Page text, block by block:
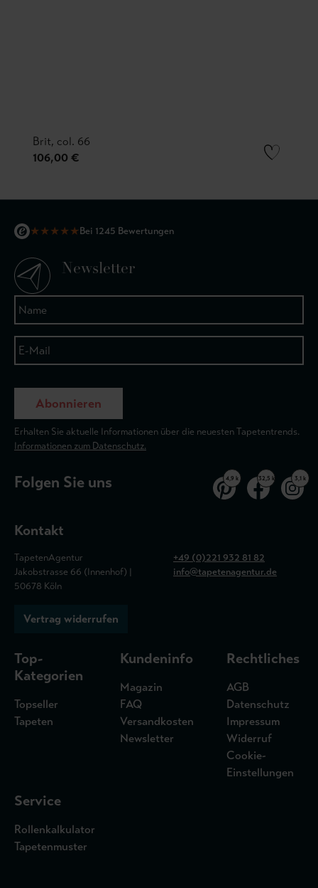
Brit, col. 66
106,00 €
★★★★★Bei 1245 Bewertungen
Newsletter
Abonnieren
Erhalten Sie aktuelle Informationen über die neuesten Tapetentrends.
Informationen zum Datenschutz.
Folgen Sie uns 4,9 k 32,5 k 3,1 k
Kontakt
TapetenAgentur
Jakobstrasse 66 (Innenhof) |
50678 Köln
+49 (0)221 932 81 82
info@tapetenagentur.de
Vertrag widerrufen
Top-
Kategorien
Topseller
Tapeten
Kundeninfo
Magazin
FAQ
Versandkosten
Newsletter
Rechtliches
AGB
Datenschutz
Impressum
Widerruf
Cookie-
Einstellungen
Service
Rollenkalkulator
Tapetenmuster